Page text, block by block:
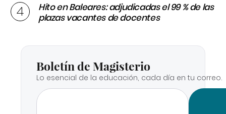
Hito en Baleares: adjudicadas el 99 % de las
plazas vacantes de docentes
Boletín de Magisterio
Lo esencial de la educación, cada día en tu correo.